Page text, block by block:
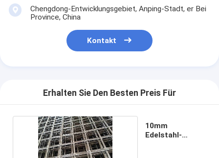
Chengdong-Entwicklungsgebiet, Anping-Stadt, er Bei
Province, China
Kontakt
Erhalten Sie Den Besten Preis Für
10mm
Edelstahl-